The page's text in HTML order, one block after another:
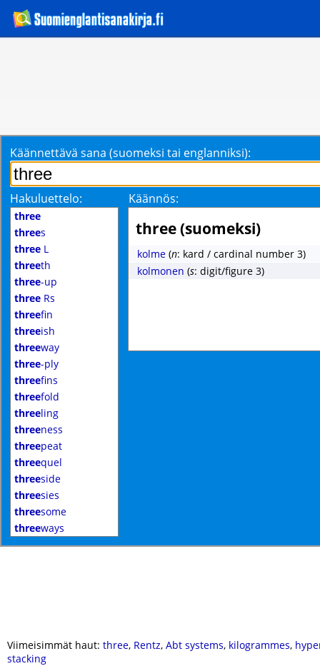
Käännettävä sana (suomeksi tai englanniksi):
Hakuluettelo: Käännös:
three
threes
three L
threeth
three-up
three Rs
threefin
threeish
threeway
three-ply
threefins
threefold
threeling
threeness
threepeat
threequel
threeside
threesies
threesome
threeways
three (suomeksi)
kolme (n: kard / cardinal number 3)
kolmonen (s: digit/figure 3)
Viimeisimmät haut: three, Rentz, Abt systems, kilogrammes,
stacking